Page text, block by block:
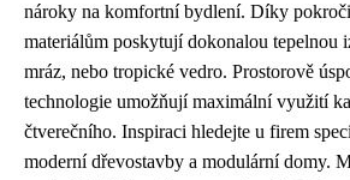
nároky na komfortní bydlení. Díky
materiálům poskytují dokonalou tepelnou
mráz, nebo tropické vedro. Prostorově
technologie umožňují maximální využití
čtverečního. Inspiraci hledejte u firem
moderní dřevostavby a modulární domy.